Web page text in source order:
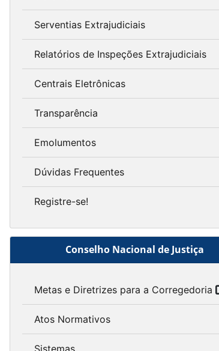
Serventias Extrajudiciais
Relatórios de Inspeções Extrajudiciais
Centrais Eletrônicas
Transparência
Emolumentos
Dúvidas Frequentes
Registre-se!
Conselho Nacional de Justiça
Metas e Diretrizes para a Corregedoria
Atos Normativos
Sistemas